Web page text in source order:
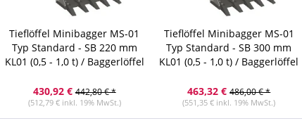
Tieflöffel Minibagger MS-01
Typ Standard - SB 220 mm
KL01 (0,5 - 1,0 t) / Baggerlöffel
430,92 € 442,80 € *
(512,79 € inkl. 19% MwSt.)
Tieflöffel Minibagger MS-01
Typ Standard - SB 300 mm
KL01 (0,5 - 1,0 t) / Baggerlöffel
463,32 € 486,00 € *
(551,35 € inkl. 19% MwSt.)